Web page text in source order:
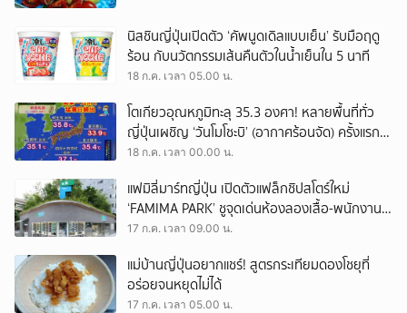
นิสชินญี่ปุ่นเปิดตัว ‘คัพนูดเดิลแบบเย็น’ รับมือฤดู
ร้อน กับนวัตกรรมเส้นคืนตัวในน้ำเย็นใน 5 นาที
18 ก.ค. เวลา 05.00 น.
โตเกียวอุณหภูมิทะลุ 35.3 องศา! หลายพื้นที่ทั่ว
ญี่ปุ่นเผชิญ ‘วันโมโชะบิ’ (อากาศร้อนจัด) ครั้งแรก
ของปีนี้
18 ก.ค. เวลา 00.00 น.
แฟมิลี่มาร์ทญี่ปุ่น เปิดตัวแฟล็กชิปสโตร์ใหม่
‘FAMIMA PARK’ ชูจุดเด่นห้องลองเสื้อ-พนักงานส
ไตลิสต์ พร้อมรองรับต่างชาติถึง 5 ภาษา!
17 ก.ค. เวลา 09.00 น.
แม่บ้านญี่ปุ่นอยากแชร์! สูตรกระเทียมดองโชยุที่
อร่อยจนหยุดไม่ได้
17 ก.ค. เวลา 05.00 น.